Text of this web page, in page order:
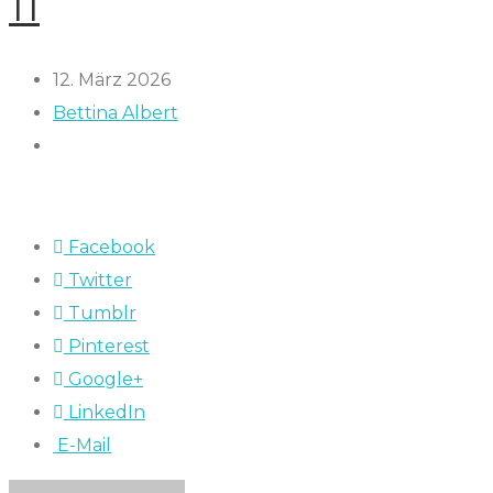
12. März 2026
Bettina Albert
Facebook
Twitter
Tumblr
Pinterest
Google+
LinkedIn
E-Mail